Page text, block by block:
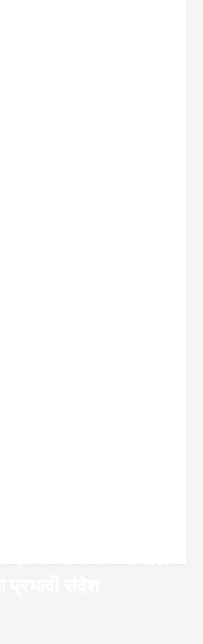
प्रभावी संदेश